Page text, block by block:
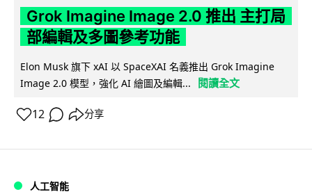
Grok Imagine Image 2.0 推出 主打局
部編輯及多圖參考功能
Elon Musk 旗下 xAI 以 SpaceXAI 名義推出 Grok Imagine
Image 2.0 模型，強化 AI 繪圖及編輯...
閱讀全文
12 分享
人工智能